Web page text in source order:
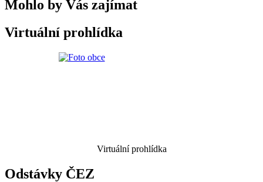
Mohlo by Vás zajímat
Virtuální prohlídka
Virtuální prohlídka
Odstávky ČEZ